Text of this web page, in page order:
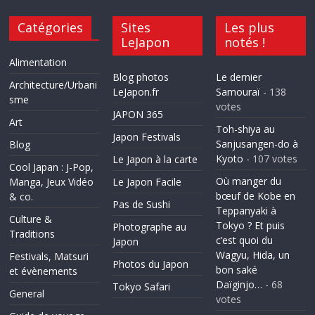
Catégories
Alimentation
Architecture/Urbani
sme
Art
Blog
Cool Japan : J-Pop,
Manga, Jeux Vidéo
& co.
Culture &
Traditions
Festivals, Matsuri
et évènements
General
Sites
LeJapon
Blog photos
LeJapon.fr
JAPON 365
Japon Festivals
Le Japon à la carte
Le Japon Facile
Pas de Sushi
Photographe au
Japon
Photos du Japon
Tokyo Safari
Les plus
notés !
Le dernier
Samouraï- 138
votes
Toh-shiya au
Sanjusangen-do à
Kyoto - 107 votes
Où manger du
bœuf de Kobe en
Teppanyaki à
Tokyo ? Et puis
c’est quoi du
Wagyu, Hida, un
bon saké
Daïginjo… - 68
votes